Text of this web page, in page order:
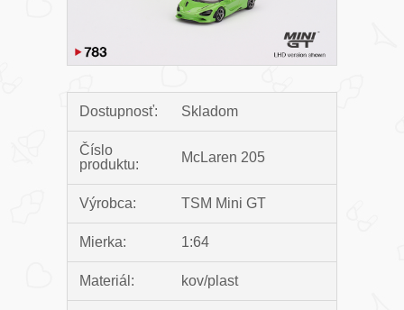
Dostupnosť: Skladom
Číslo
produktu:
McLaren 205
Výrobca: TSM Mini GT
Mierka: 1:64
Materiál: kov/plast